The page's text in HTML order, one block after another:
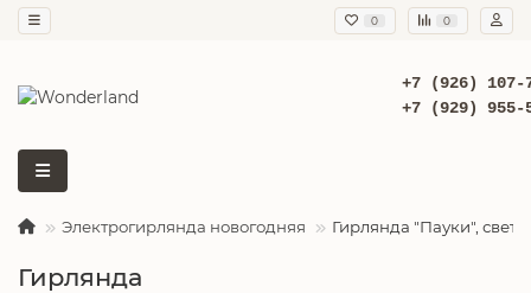
0 0
+7 (926) 107-
+7 (929) 955-
Электрогирлянда новогодняя Гирлянда "Пауки",
Гирлянда